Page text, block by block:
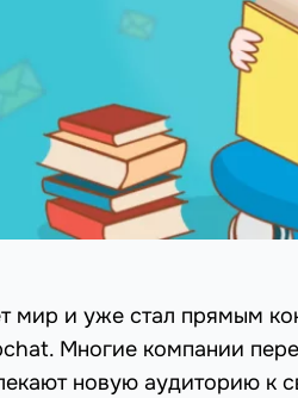
мир и уже стал прямым
Многие компании
новую аудиторию к